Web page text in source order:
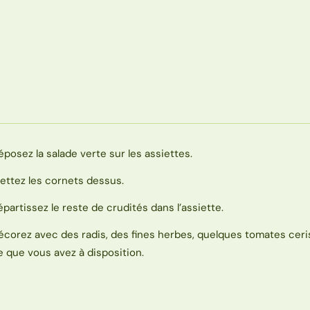
la salade verte sur les assiettes.
les cornets dessus.
le reste de crudités dans l’assiette.
avec des radis, des fines herbes, quelques tomates
que vous avez à disposition.